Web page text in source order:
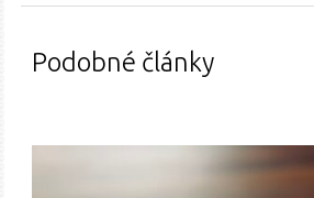
Podobné články